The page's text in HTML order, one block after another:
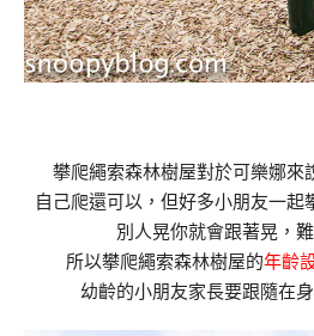
攀爬繩索森林樹屋對於可樂娜來
自己爬還可以，但好多小朋友一起
別人晃你就會跟著晃，
所以攀爬繩索森林樹屋的年齡
幼齡的小朋友家長要跟隨在